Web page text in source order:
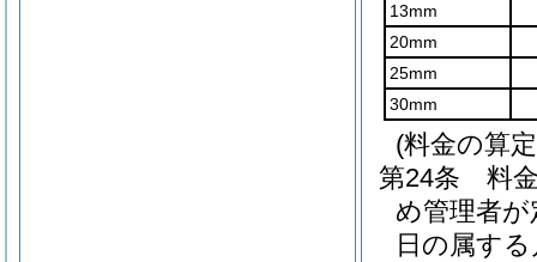
13mm
20mm
25mm
30mm
(料金の算
第24条
料
め管理者
日の属す